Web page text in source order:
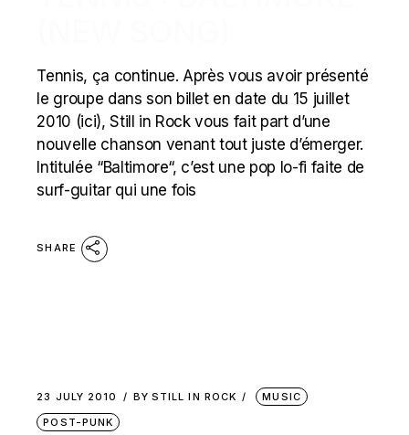
Tennis, ça continue. Après vous avoir présenté
le groupe dans son billet en date du 15 juillet
2010 (ici), Still in Rock vous fait part d’une
nouvelle chanson venant tout juste d’émerger.
Intitulée “Baltimore“, c’est une pop lo-fi faite de
surf-guitar qui une fois
SHARE
23 JULY 2010 BY STILL IN ROCK
MUSIC
POST-PUNK